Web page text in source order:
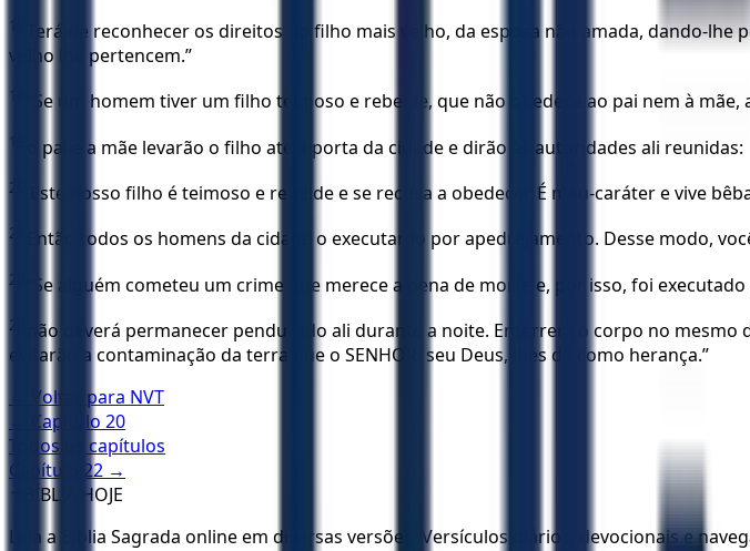
17
Terá de reconhecer os direitos do filho mais velho, da esposa não amada, dando-
velho lhe pertencem.”
18 “Se um homem tiver um filho teimoso e rebelde, que não obedece ao pai nem à
19 o pai e a mãe levarão o filho até a porta da cidade e dirão às autoridades ali reunidas:
20 ‘Este nosso filho é teimoso e rebelde e se recusa a obedecer. É mau-caráter e vive
21 Então todos os homens da ci­dade o executarão por apedrejamento. Desse modo,
22 “Se alguém cometeu um crime que merece a pena de morte e, por isso, foi
23
não deverá permanecer pendurado ali durante a noite. Enterrem o corpo no
evitarão a contaminação da terra que o SENHOR, seu Deus, lhes dá como herança.”
← Voltar para NVT
← Capítulo 20
Todos os capítulos
Capítulo
22 →
BÍBLIA HOJE
Leia a Bíblia Sagrada online em diversas versões. Versículos diários, devocionais e